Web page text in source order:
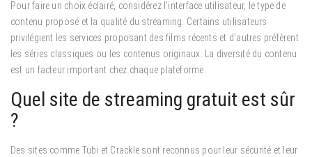
Pour faire un choix éclairé, considérez l’interface utilisateur, le type de
contenu proposé et la qualité du streaming. Certains utilisateurs
privilégient les services proposant des films récents et d’autres préfèrent
les séries classiques ou les contenus originaux. La diversité du contenu
est un facteur important chez chaque plateforme.
Quel site de streaming gratuit est sûr
?
Des sites comme Tubi et Crackle sont reconnus pour leur sécurité et leur